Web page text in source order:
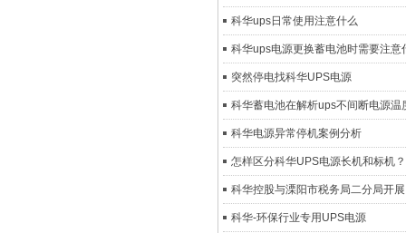
科华ups日常使用注意什么
科华ups电源更换蓄电池时需要注意
突然停电找科华UPS电源
科华蓄电池在解析ups不间断电源温
科华电源异常停机案例分析
怎样区分科华UPS电源长机和标机？
科华控股与溧阳市税务局二分局开
科华-环保行业专用UPS电源